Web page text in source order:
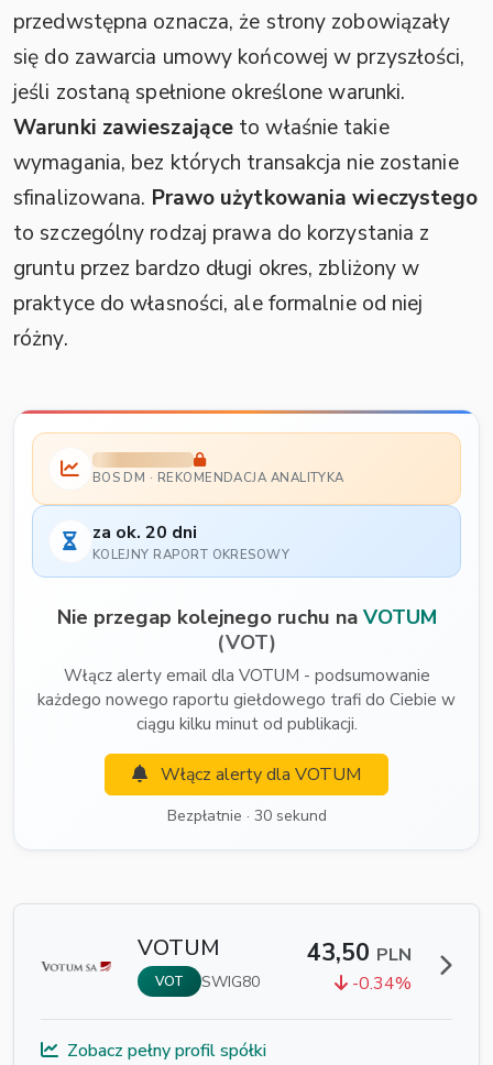
przedwstępna oznacza, że strony zobowiązały
się do zawarcia umowy końcowej w przyszłości,
jeśli zostaną spełnione określone warunki.
Warunki zawieszające to właśnie takie
wymagania, bez których transakcja nie zostanie
sfinalizowana. Prawo użytkowania wieczystego
to szczególny rodzaj prawa do korzystania z
gruntu przez bardzo długi okres, zbliżony w
praktyce do własności, ale formalnie od niej
różny.
BOS DM · REKOMENDACJA ANALITYKA
za ok. 20 dni
KOLEJNY RAPORT OKRESOWY
Nie przegap kolejnego ruchu na VOTUM
(VOT)
Włącz alerty email dla VOTUM - podsumowanie
każdego nowego raportu giełdowego trafi do Ciebie w
ciągu kilku minut od publikacji.
Włącz alerty dla VOTUM
Bezpłatnie · 30 sekund
VOTUM
VOT SWIG80
43,50 PLN
-0.34%
Zobacz pełny profil spółki